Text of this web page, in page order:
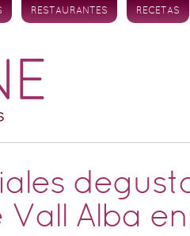
RESTAURANTES RECETAS
Vall Alba